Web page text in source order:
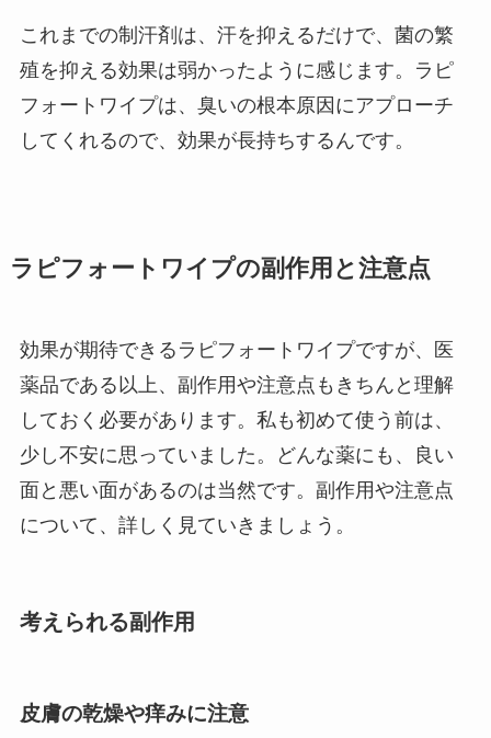
これまでの制汗剤は、汗を抑えるだけで、菌の繁
殖を抑える効果は弱かったように感じます。ラピ
フォートワイプは、臭いの根本原因にアプローチ
してくれるので、効果が長持ちするんです。
ラピフォートワイプの副作用と注意点
効果が期待できるラピフォートワイプですが、医
薬品である以上、副作用や注意点もきちんと理解
しておく必要があります。私も初めて使う前は、
少し不安に思っていました。どんな薬にも、良い
面と悪い面があるのは当然です。副作用や注意点
について、詳しく見ていきましょう。
考えられる副作用
皮膚の乾燥や痒みに注意